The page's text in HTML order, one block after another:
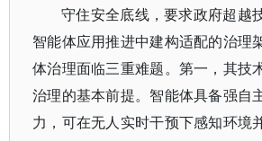
守住安全底线，要求政府超越
智能体应用推进中建构适配的治理
体治理面临三重难题。第一，其技
治理的基本前提。智能体具备强自
力，可在无人实时干预下感知环境